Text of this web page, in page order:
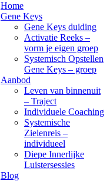
Home
Gene Keys
Gene Keys duiding
Activatie Reeks –
vorm je eigen groep
Systemisch Opstellen
Gene Keys – groep
Aanbod
Leven van binnenuit
– Traject
Individuele Coaching
Systemische
Zielenreis –
individueel
Diepe Innerlijke
Luistersessies
Blog